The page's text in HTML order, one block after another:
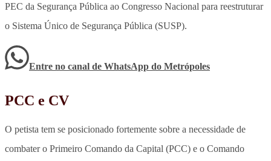
PEC da Segurança Pública ao Congresso Nacional para reestruturar
o Sistema Único de Segurança Pública (SUSP).
Entre no canal de WhatsApp do Metrópoles
PCC e CV
O petista tem se posicionado fortemente sobre a necessidade de
combater o Primeiro Comando da Capital (PCC) e o Comando